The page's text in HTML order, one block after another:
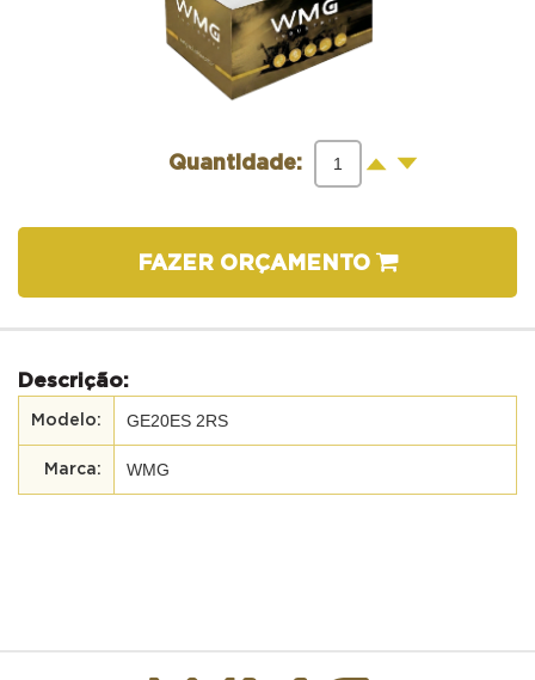
Quantidade: + -
FAZER ORÇAMENTO
Descrição:
GE20ES 2RS
WMG